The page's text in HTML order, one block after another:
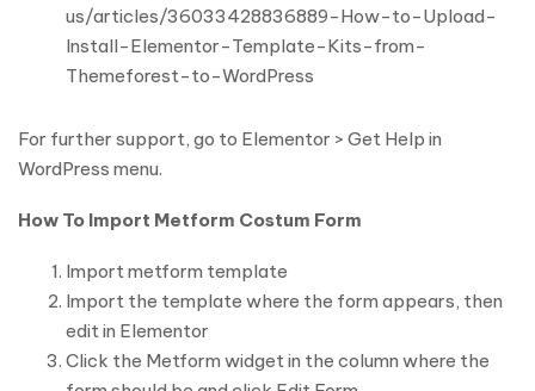
us/articles/36033428836889-How-to-Upload-
Install-Elementor-Template-Kits-from-
Themeforest-to-WordPress
For further support, go to Elementor > Get Help in
WordPress menu.
How To Import Metform Costum Form
Import metform template
Import the template where the form appears, then
edit in Elementor
Click the Metform widget in the column where the